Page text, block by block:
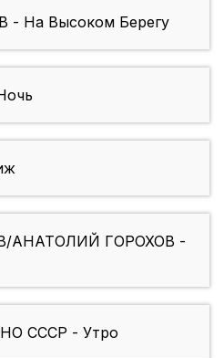
На Высоком Берегу
АНАТОЛИЙ ГОРОХОВ -
СССР - Утро